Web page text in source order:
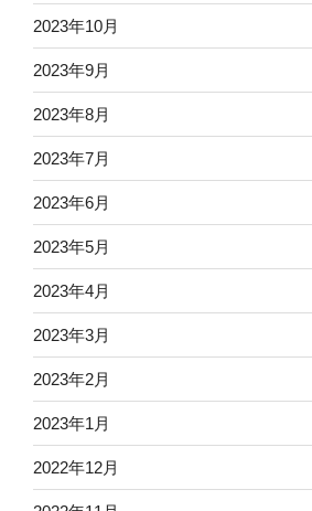
2023年10月
2023年9月
2023年8月
2023年7月
2023年6月
2023年5月
2023年4月
2023年3月
2023年2月
2023年1月
2022年12月